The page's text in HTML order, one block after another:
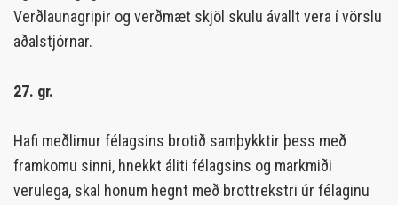
Verðlaunagripir og verðmæt skjöl skulu ávallt vera í vörslu
aðalstjórnar.
27. gr.
Hafi meðlimur félagsins brotið samþykktir þess með
framkomu sinni, hnekkt áliti félagsins og markmiði
verulega, skal honum hegnt með brottrekstri úr félaginu